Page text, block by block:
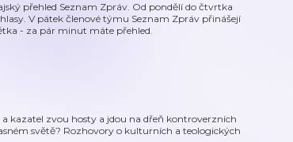
přehled Seznam Zpráv. Od pondělí do čtvrtka
V pátek členové týmu Seznam Zpráv přinášejí
- za pár minut máte přehled.
kazatel zvou hosty a jdou na dřeň kontroverzních
světě? Rozhovory o kulturních a teologických